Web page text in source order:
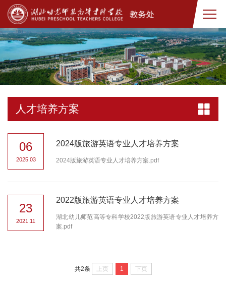
人才培养方案
06
2025.03
2024版旅游英语专业人才培养方案
2024版旅游英语专业人才培养方案.pdf
23
2021.11
2022版旅游英语专业人才培养方案
湖北幼儿师范高等专科学校2022版旅游英语专业人才培养方
案.pdf
共2条 上页 1 下页